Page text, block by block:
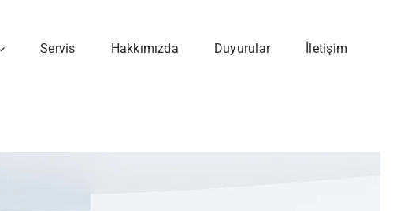
Servis Hakkımızda Duyurular İletişim